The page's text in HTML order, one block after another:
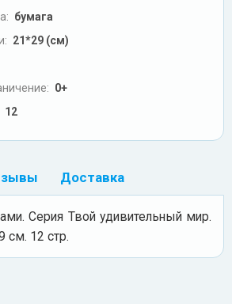
бумага
21*29 (см)
0+
12
Доставка
Серия Твой удивительный мир.
см. 12 стр.